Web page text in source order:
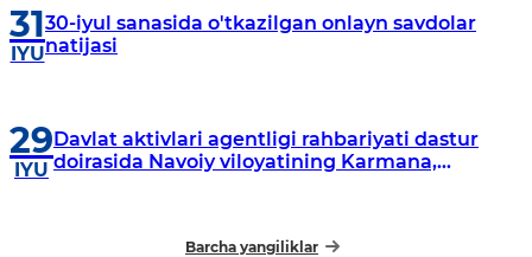
31
IYU
30-iyul sanasida o'tkazilgan onlayn savdolar
natijasi
29
IYU
Davlat aktivlari agentligi rahbariyati dastur
doirasida Navoiy viloyatining Karmana,
Barcha yangiliklar